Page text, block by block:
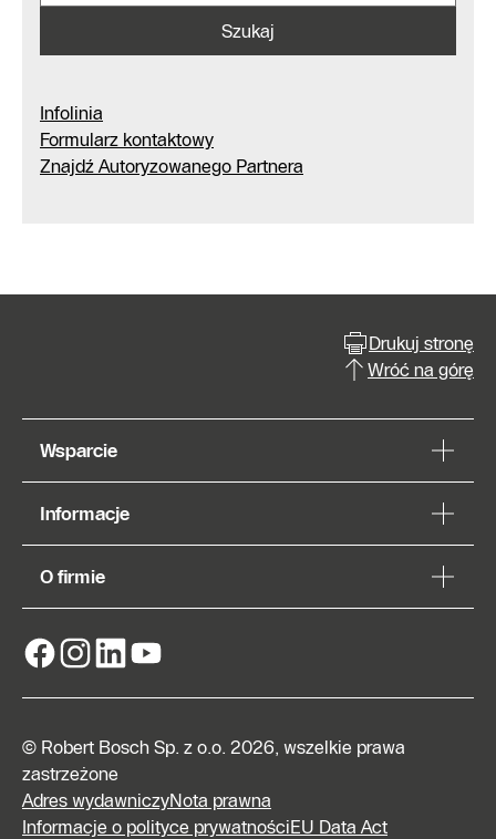
Szukaj
Infolinia
Formularz kontaktowy
Znajdź Autoryzowanego Partnera
Drukuj stronę
Wróć na górę
Wsparcie
Informacje
O firmie
© Robert Bosch Sp. z o.o. 2026, wszelkie prawa
zastrzeżone
Adres wydawniczyNota prawna
Informacje o polityce prywatnościEU Data Act